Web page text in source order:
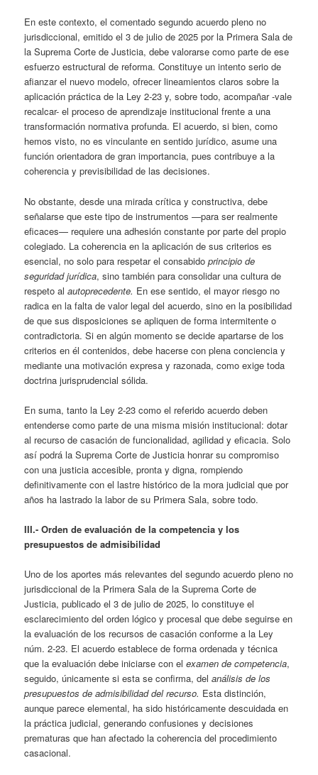
En este contexto, el comentado segundo acuerdo pleno no
jurisdiccional, emitido el 3 de julio de 2025 por la Primera Sala de
la Suprema Corte de Justicia, debe valorarse como parte de ese
esfuerzo estructural de reforma. Constituye un intento serio de
afianzar el nuevo modelo, ofrecer lineamientos claros sobre la
aplicación práctica de la Ley 2-23 y, sobre todo, acompañar -vale
recalcar- el proceso de aprendizaje institucional frente a una
transformación normativa profunda. El acuerdo, si bien, como
hemos visto, no es vinculante en sentido jurídico, asume una
función orientadora de gran importancia, pues contribuye a la
coherencia y previsibilidad de las decisiones.
No obstante, desde una mirada crítica y constructiva, debe
señalarse que este tipo de instrumentos —para ser realmente
eficaces— requiere una adhesión constante por parte del propio
colegiado. La coherencia en la aplicación de sus criterios es
esencial, no solo para respetar el consabidoprincipio de
seguridad jurídica, sino también para consolidar una cultura de
respeto alautoprecedente. En ese sentido, el mayor riesgo no
radica en la falta de valor legal del acuerdo, sino en la posibilidad
de que sus disposiciones se apliquen de forma intermitente o
contradictoria. Si en algún momento se decide apartarse de los
criterios en él contenidos, debe hacerse con plena conciencia y
mediante una motivación expresa y razonada, como exige toda
doctrina jurisprudencial sólida.
En suma, tanto la Ley 2-23 como el referido acuerdo deben
entenderse como parte de una misma misión institucional: dotar
al recurso de casación de funcionalidad, agilidad y eficacia. Solo
así podrá la Suprema Corte de Justicia honrar su compromiso
con una justicia accesible, pronta y digna, rompiendo
definitivamente con el lastre histórico de la mora judicial que por
años ha lastrado la labor de su Primera Sala, sobre todo.
III.- Orden de evaluación de la competencia y los
presupuestos de admisibilidad
Uno de los aportes más relevantes del segundo acuerdo pleno no
jurisdiccional de la Primera Sala de la Suprema Corte de
Justicia, publicado el 3 de julio de 2025, lo constituye el
esclarecimiento del orden lógico y procesal que debe seguirse en
la evaluación de los recursos de casación conforme a la Ley
núm. 2-23. El acuerdo establece de forma ordenada y técnica
que la evaluación debe iniciarse con elexamen de competencia,
seguido, únicamente si esta se confirma, delanálisis de los
presupuestos de admisibilidad del recurso. Esta distinción,
aunque parece elemental, ha sido históricamente descuidada en
la práctica judicial, generando confusiones y decisiones
prematuras que han afectado la coherencia del procedimiento
casacional.